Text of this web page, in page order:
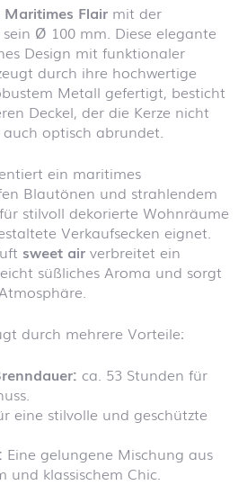
Maritimes Flair mit der
sein Ø 100 mm. Diese elegante
Design mit funktionaler
durch ihre hochwertige
Metall gefertigt, besticht
Deckel, der die Kerze nicht
optisch abrundet.
ein maritimes
Blautönen und strahlendem
stilvoll dekorierte Wohnräume
Verkaufsecken eignet.
sweet air verbreitet ein
süßliches Aroma und sorgt
durch mehrere Vorteile:
ca. 53 Stunden für
eine stilvolle und geschützte
Eine gelungene Mischung aus
klassischem Chic.